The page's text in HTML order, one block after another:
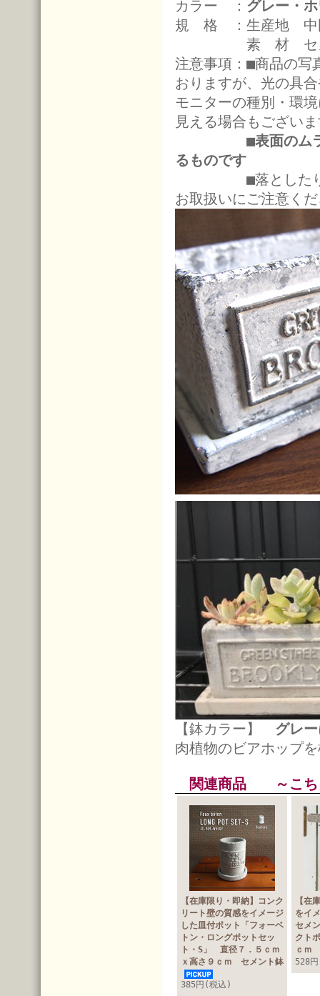
カラー ： グレー・
規 格 ：生産地 中
素 材 セメ
注意事項：■商品の写
おりますが、光の具
モニターの種別・環
見える場合もござい
■表面のム
るものです
■落としたり強い
お取扱いにご注意く
【鉢カラー】 グレー
肉植物のビアホップ
関連商品 ～こち
【在庫限り・即納】コンク
リート壁の質感をイメージ
した皿付ポット「フォーベ
トン・ロングポットセッ
ト・S」 直径７．５ｃｍ
ｘ高さ９ｃｍ セメント鉢
385円(税込)
【在
をイ
セメ
クト
ｃｍ
528